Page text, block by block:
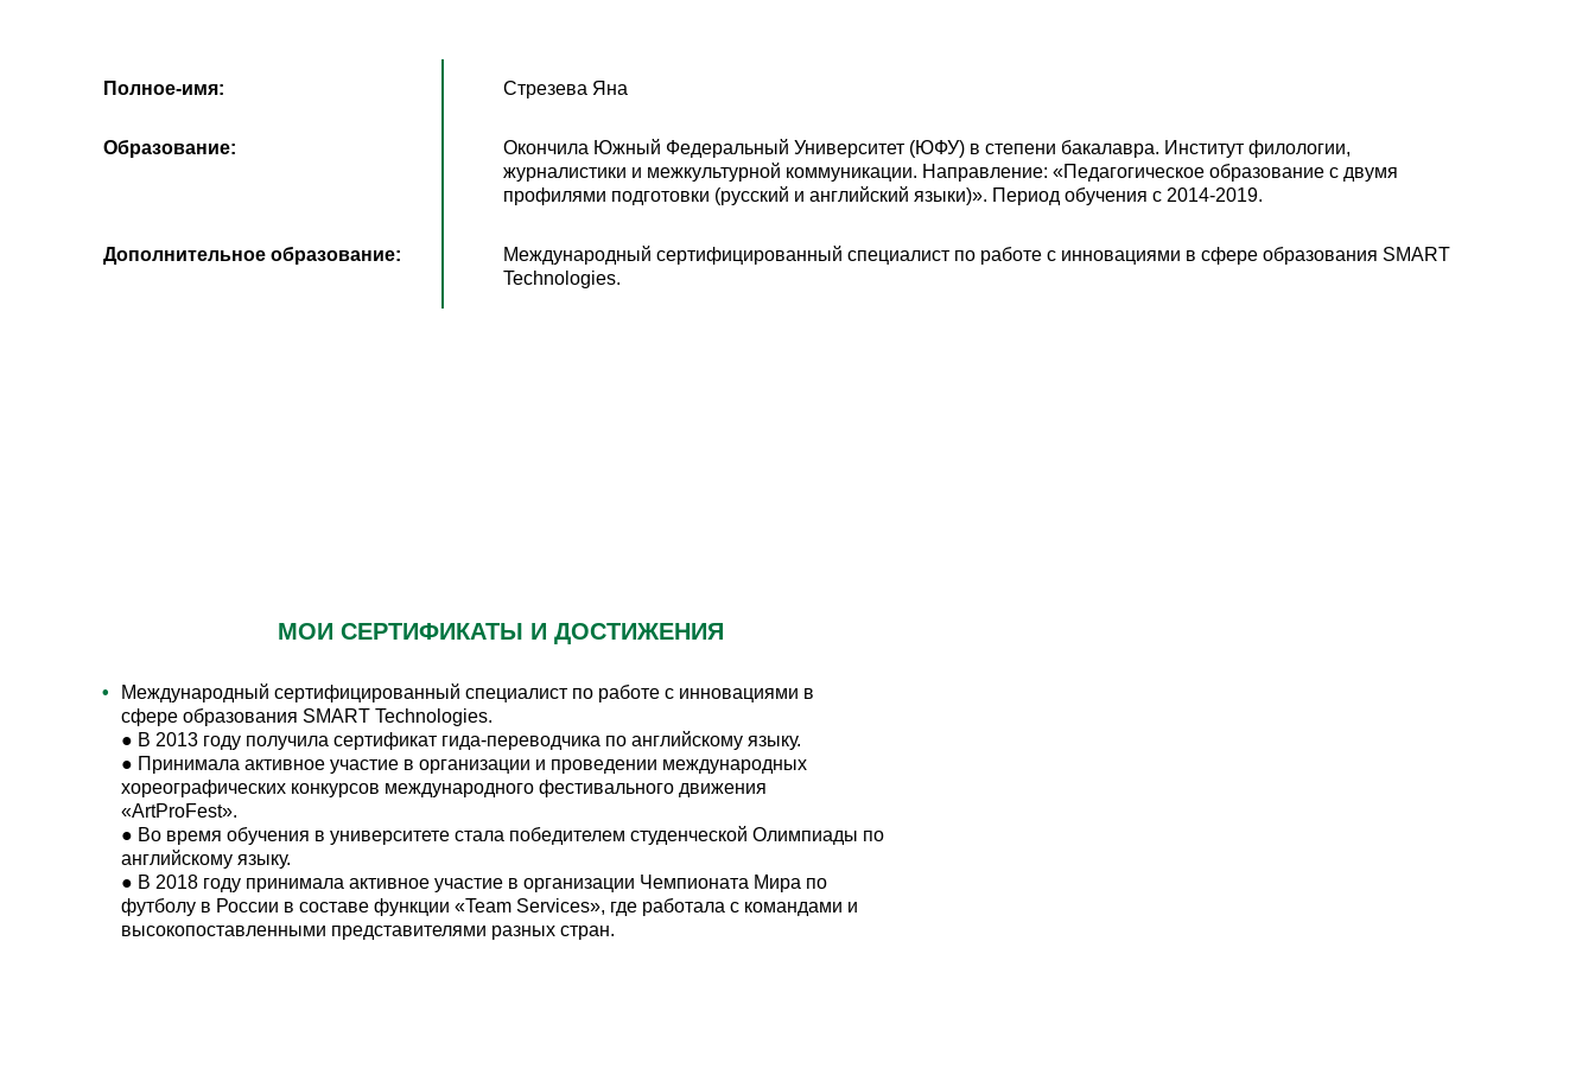
Полное-имя: Стрезева Яна
Образование:
Окончила Южный Федеральный Университет (ЮФУ) в степени бакалавра. Институт филологии,
журналистики и межкультурной коммуникации. Направление: «Педагогическое образование с двумя
профилями подготовки (русский и английский языки)». Период обучения с 2014-2019.
Дополнительное образование:
Международный сертифицированный специалист по работе с инновациями в сфере образования SMART
Technologies.
МОИ СЕРТИФИКАТЫ И ДОСТИЖЕНИЯ
Международный сертифицированный специалист по работе с инновациями в
сфере образования SMART Technologies.
● В 2013 году получила сертификат гида-переводчика по английскому языку.
● Принимала активное участие в организации и проведении международных
хореографических конкурсов международного фестивального движения
«ArtProFest».
● Во время обучения в университете стала победителем студенческой Олимпиады по
английскому языку.
● В 2018 году принимала активное участие в организации Чемпионата Мира по
футболу в России в составе функции «Team Services», где работала с командами и
высокопоставленными представителями разных стран.